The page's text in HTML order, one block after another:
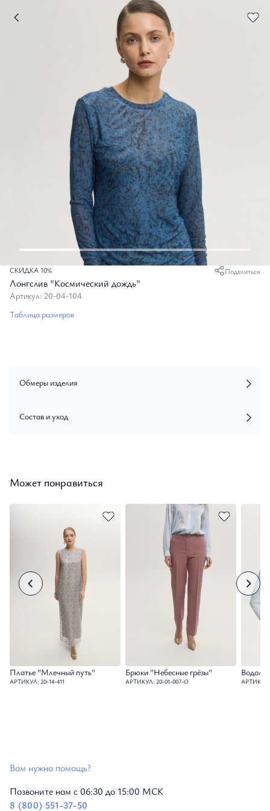
СКИДКА 10%
Лонгслив "Космический дождь"
Поделиться
Артикул: 20-04-104
Таблица размеров
Обмеры изделия
Состав и уход
Может понравиться
Платье "Млечный путь"
АРТИКУЛ: 20-14-411
Брюки "Небесные грёзы"
АРТИКУЛ: 20-01-007-О АРТИКУЛ:
Вам нужна помощь?
Позвоните нам с 06:30 до 15:00 МСК
8 (800) 551-37-50